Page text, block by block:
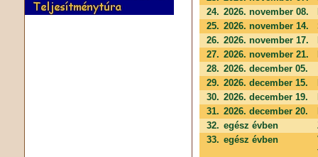
24. 2026. november 08.
25. 2026. november 14.
26. 2026. november 17.
27. 2026. november 21.
28. 2026. december 05.
29. 2026. december 15.
30. 2026. december 19.
31. 2026. december 20.
32. egész évben
33. egész évben